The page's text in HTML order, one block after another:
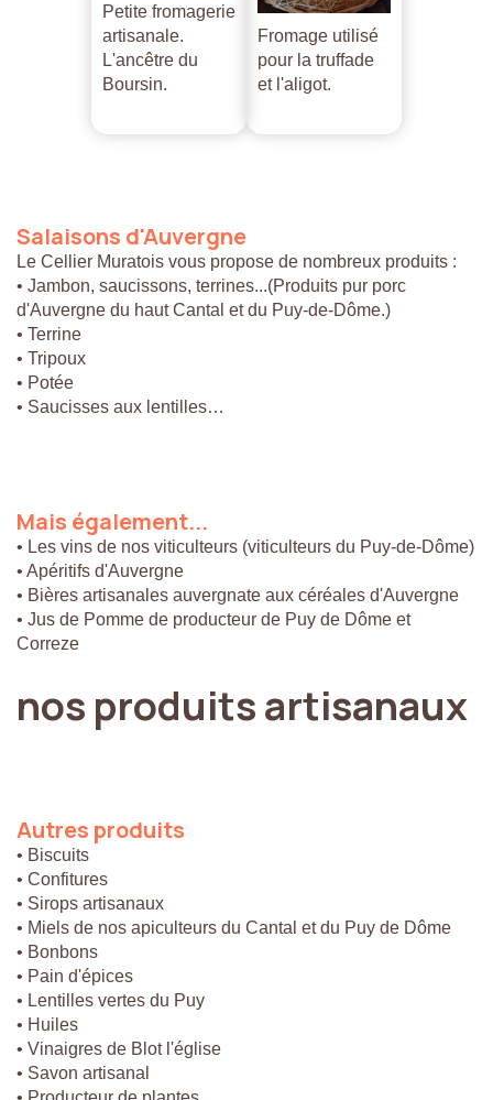
Petite fromagerie
artisanale.
L'ancêtre du
Boursin.
Fromage utilisé
pour la truffade
et l'aligot.
Salaisons d'Auvergne
Le Cellier Muratois vous propose de nombreux produits :
• Jambon, saucissons, terrines...(Produits pur porc
d'Auvergne du haut Cantal et du Puy-de-Dôme.)
• Terrine
• Tripoux
• Potée
• Saucisses aux lentilles…
Mais également...
• Les vins de nos viticulteurs (viticulteurs du Puy-de-Dôme)
• Apéritifs d'Auvergne
• Bières artisanales auvergnate aux céréales d'Auvergne
• Jus de Pomme de producteur de Puy de Dôme et
Correze
nos produitsartisanaux
Autres produits
• Biscuits
• Confitures
• Sirops artisanaux
• Miels de nos apiculteurs du Cantal et du Puy de Dôme
• Bonbons
• Pain d'épices
• Lentilles vertes du Puy
• Huiles
• Vinaigres de Blot l'église
• Savon artisanal